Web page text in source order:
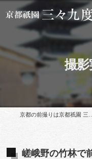
撮影
嵯峨野の竹林で